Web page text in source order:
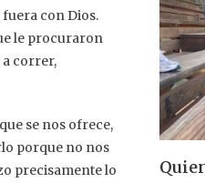
con Dios.
le procuraron
correr,
se nos ofrece,
porque no nos
precisamente lo